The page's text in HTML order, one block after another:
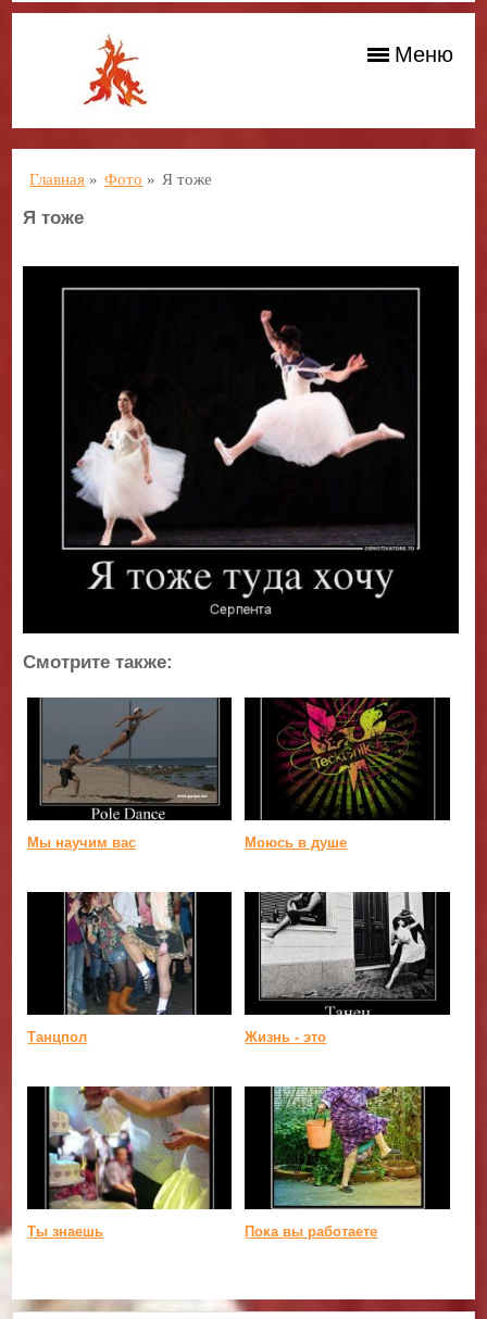
Меню
Главная » Фото » Я тоже
Я тоже
Смотрите также:
Мы научим вас Моюсь в душе
Танцпол Жизнь - это
Ты знаешь Пока вы работаете